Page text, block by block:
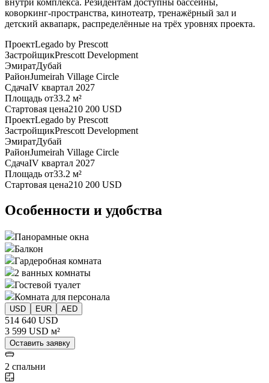
внутри комплекса. Резидентам доступны бассейны,
коворкинг-пространства, кинотеатр, тренажёрный зал и
детский аквапарк, распределённые на трёх уровнях проекта.
ПроектLegado by Prescott
ЗастройщикPrescott Development
ЭмиратДубай
РайонJumeirah Village Circle
СдачаIV квартал 2027
Площадь от33.2 м²
Стартовая цена210 200 USD
ПроектLegado by Prescott
ЗастройщикPrescott Development
ЭмиратДубай
РайонJumeirah Village Circle
СдачаIV квартал 2027
Площадь от33.2 м²
Стартовая цена210 200 USD
Особенности и удобства
Панорамные окна
Балкон
Гардеробная комната
2 ванных комнаты
Гостевой туалет
Комната для персонала
USD EUR AED
514 640 USD
3 599 USD м²
Оставить заявку
2 спальни